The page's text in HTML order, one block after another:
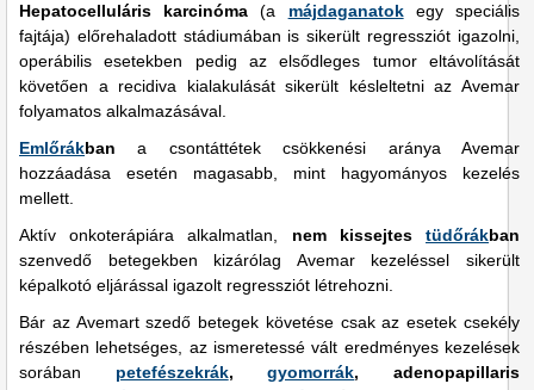
Hepatocelluláris karcinóma (a májdaganatokegy speciális
fajtája) előrehaladott stádiumában is sikerült regressziót igazolni,
operábilis esetekben pedig az elsődleges tumor eltávolítását
követően a recidiva kialakulását sikerült késleltetni az Avemar
folyamatos alkalmazásával.
Emlőrákban a csontáttétek csökkenési aránya Avemar
hozzáadása esetén magasabb, mint hagyományos kezelés
mellett.
Aktív onkoterápiára alkalmatlan, nem kissejtestüdőrákban
szenvedő betegekben kizárólag Avemar kezeléssel sikerült
képalkotó eljárással igazolt regressziót létrehozni.
Bár az Avemart szedő betegek követése csak az esetek csekély
részében lehetséges, az ismeretessé vált eredményes kezelések
sorában petefészekrák,gyomorrák, adenopapillaris